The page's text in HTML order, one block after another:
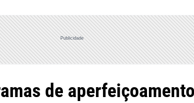
Publicidade
de